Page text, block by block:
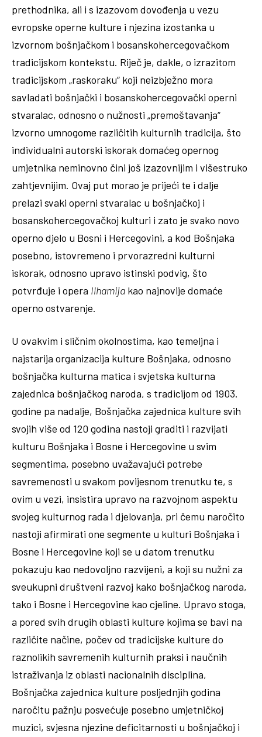
prethodnika, ali i s izazovom dovođenja u vezu
evropske operne kulture i njezina izostanka u
izvornom bošnjačkom i bosanskohercegovačkom
tradicijskom kontekstu. Riječ je, dakle, o izrazitom
tradicijskom „raskoraku“ koji neizbježno mora
savladati bošnjački i bosanskohercegovački operni
stvaralac, odnosno o nužnosti „premoštavanja“
izvorno umnogome različitih kulturnih tradicija, što
individualni autorski iskorak domaćeg opernog
umjetnika neminovno čini još izazovnijim i višestruko
zahtjevnijim. Ovaj put morao je prijeći te i dalje
prelazi svaki operni stvaralac u bošnjačkoj i
bosanskohercegovačkoj kulturi i zato je svako novo
operno djelo u Bosni i Hercegovini, a kod Bošnjaka
posebno, istovremeno i prvorazredni kulturni
iskorak, odnosno upravo istinski podvig, što
potvrđuje i opera Ilhamija kao najnovije domaće
operno ostvarenje.
U ovakvim i sličnim okolnostima, kao temeljna i
najstarija organizacija kulture Bošnjaka, odnosno
bošnjačka kulturna matica i svjetska kulturna
zajednica bošnjačkog naroda, s tradicijom od 1903.
godine pa nadalje, Bošnjačka zajednica kulture svih
svojih više od 120 godina nastoji graditi i razvijati
kulturu Bošnjaka i Bosne i Hercegovine u svim
segmentima, posebno uvažavajući potrebe
savremenosti u svakom povijesnom trenutku te, s
ovim u vezi, insistira upravo na razvojnom aspektu
svojeg kulturnog rada i djelovanja, pri čemu naročito
nastoji afirmirati one segmente u kulturi Bošnjaka i
Bosne i Hercegovine koji se u datom trenutku
pokazuju kao nedovoljno razvijeni, a koji su nužni za
sveukupni društveni razvoj kako bošnjačkog naroda,
tako i Bosne i Hercegovine kao cjeline. Upravo stoga,
a pored svih drugih oblasti kulture kojima se bavi na
različite načine, počev od tradicijske kulture do
raznolikih savremenih kulturnih praksi i naučnih
istraživanja iz oblasti nacionalnih disciplina,
Bošnjačka zajednica kulture posljednjih godina
naročitu pažnju posvećuje posebno umjetničkoj
muzici, svjesna njezine deficitarnosti u bošnjačkoj i